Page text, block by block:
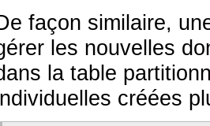
façon similaire,
les nouvelles
la table
créées